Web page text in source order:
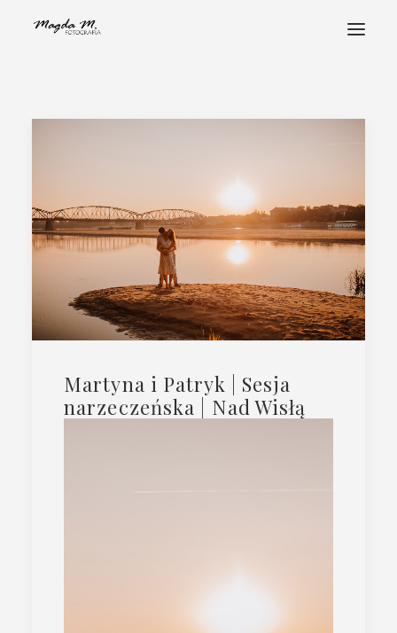
ALBUMY
STREFA KLIENTA
Martyna i Patryk | Sesja
narzeczeńska | Nad Wisłą